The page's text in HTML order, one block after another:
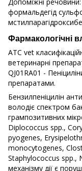
формальдегід
Фармакологічні
АТС vet
ветеринарні
QJ01RA01 -
препаратами.
Бензилпеніцилін
володіє спектром
грампозитивних
Diplococcus spp.,
pyogenes,
monocytogenes,
Staphylococcus spp.,
механізму дії є